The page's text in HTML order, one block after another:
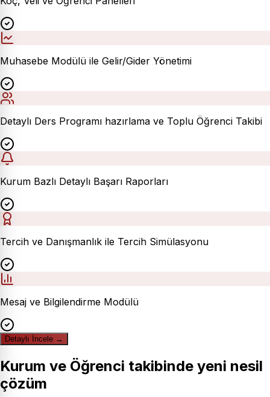
Muhasebe Modülü ile Gelir/Gider Yönetimi
Detaylı Ders Programı hazırlama ve Toplu Öğrenci Takibi
Kurum Bazlı Detaylı Başarı Raporları
Tercih ve Danışmanlık ile Tercih Simülasyonu
Mesaj ve Bilgilendirme Modülü
Detaylı İncele →
Kurum ve Öğrenci takibinde yeni nesil
çözüm